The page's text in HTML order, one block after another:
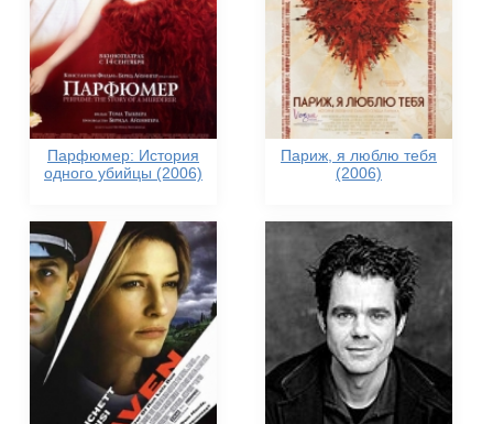
Парфюмер: История
одного убийцы (2006)
Париж, я люблю тебя
(2006)